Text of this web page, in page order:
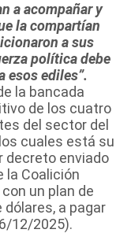
a acompañar y
la compartían
a sus
política debe
esos ediles”.
la bancada
de los cuatro
del sector del
cuales está su
decreto enviado
la Coalición
un plan de
a pagar
12/2025).